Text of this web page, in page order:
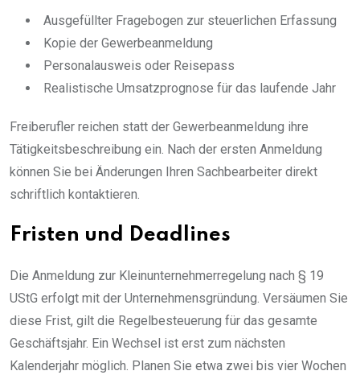
Ausgefüllter Fragebogen zur steuerlichen Erfassung
Kopie der Gewerbeanmeldung
Personalausweis oder Reisepass
Realistische Umsatzprognose für das laufende Jahr
Freiberufler reichen statt der Gewerbeanmeldung ihre
Tätigkeitsbeschreibung ein. Nach der ersten Anmeldung
können Sie bei Änderungen Ihren Sachbearbeiter direkt
schriftlich kontaktieren.
Fristen und Deadlines
Die Anmeldung zur Kleinunternehmerregelung nach § 19
UStG erfolgt mit der Unternehmensgründung. Versäumen Sie
diese Frist, gilt die Regelbesteuerung für das gesamte
Geschäftsjahr. Ein Wechsel ist erst zum nächsten
Kalenderjahr möglich. Planen Sie etwa zwei bis vier Wochen